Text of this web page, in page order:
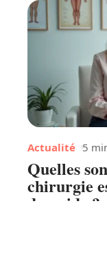
Actualité 5
Quelles
chirurgie
du poids ?